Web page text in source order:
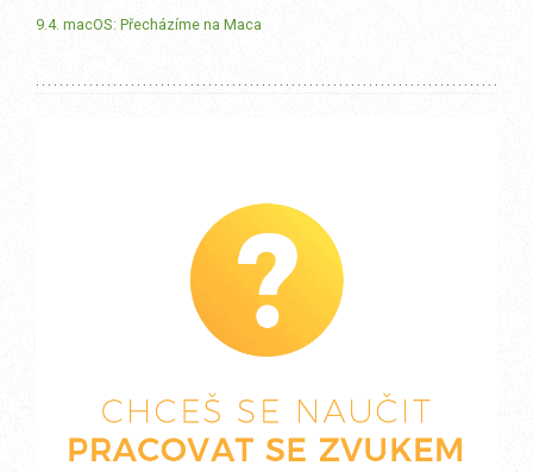
9.4. macOS: Přecházíme na Maca